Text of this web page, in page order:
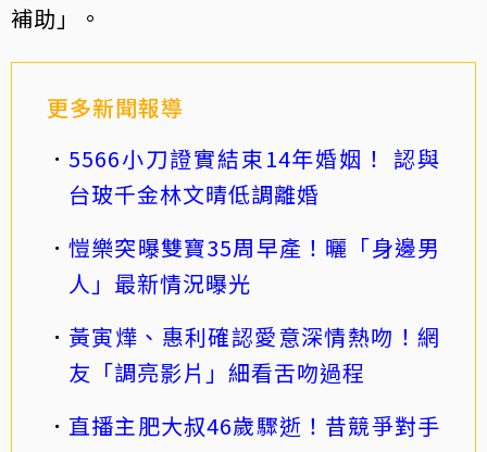
補助」。
更多新聞報導
5566小刀證實結束14年婚姻！ 認與
台玻千金林文晴低調離婚
愷樂突曝雙寶35周早產！曬「身邊男
人」最新情況曝光
黃寅燁、惠利確認愛意深情熱吻！網
友「調亮影片」細看舌吻過程
直播主肥大叔46歲驟逝！昔競爭對手